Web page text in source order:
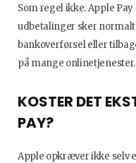
Som regel ikke. Apple
udbetalinger sker
bankoverførsel eller
på mange onlinetjenester.
KOSTER DET
PAY?
Apple opkræver ikke selv